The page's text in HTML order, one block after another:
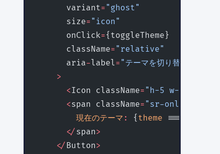
      variant
= "ghost"
      size
= "icon"
      onClick
= {toggleTheme}
      className
= "relative"
      aria
-label= "テーマを切り替え"
    >
      <
Icon className= "h-5 w-5
      <
span className= "sr-only"
        現在のテーマ
: { theme ===
      </
span>
    </
Button>